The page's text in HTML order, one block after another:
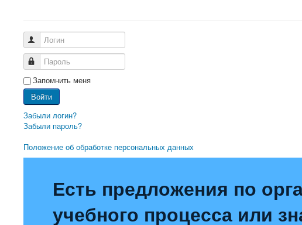
Логин
Пароль
Запомнить меня
Войти
Забыли логин?
Забыли пароль?
Положение об обработке персональных данных
Есть предложения по
учебного процесса или